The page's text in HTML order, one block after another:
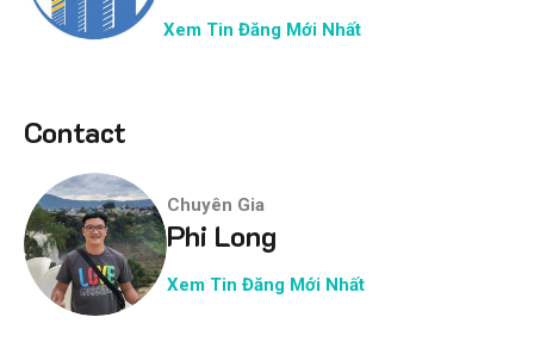
Xem Tin Đăng Mới Nhất
Contact
Chuyên Gia
Phi Long
Xem Tin Đăng Mới Nhất